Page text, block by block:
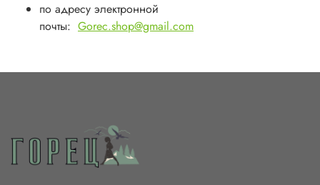
по адресу электронной
почты: Gorec.shop@gmail.com